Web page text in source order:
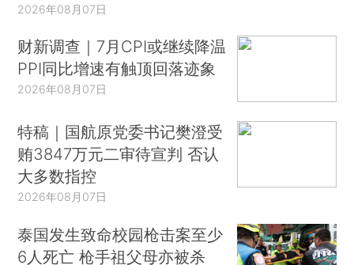
2026年08月07日
财新调查｜7月CPI或继续降温
PPI同比增速有触顶回落迹象
2026年08月07日
特稿｜国航原党委书记樊澄受
贿3847万元二审待宣判 否认
大多数指控
2026年08月07日
泰国发生致命校园枪击案至少
6人死亡 枪手祖父母亦被杀